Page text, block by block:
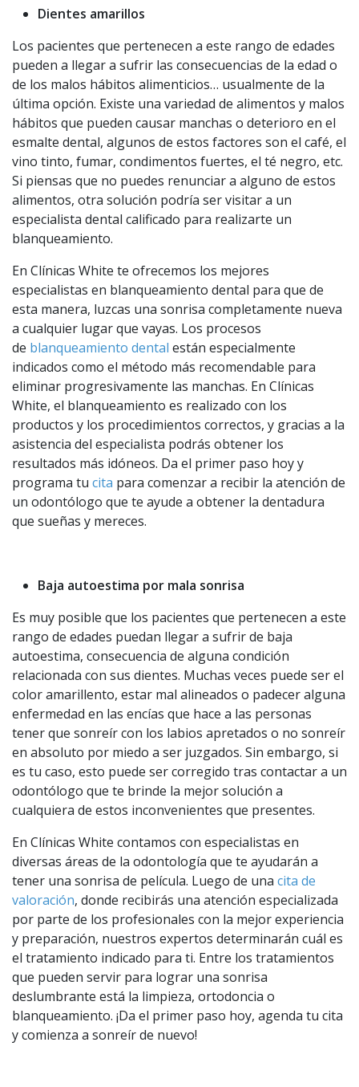
Dientes amarillos
Los pacientes que pertenecen a este rango de edades
pueden a llegar a sufrir las consecuencias de la edad o
de los malos hábitos alimenticios… usualmente de la
última opción. Existe una variedad de alimentos y malos
hábitos que pueden causar manchas o deterioro en el
esmalte dental, algunos de estos factores son el café, el
vino tinto, fumar, condimentos fuertes, el té negro, etc.
Si piensas que no puedes renunciar a alguno de estos
alimentos, otra solución podría ser visitar a un
especialista dental calificado para realizarte un
blanqueamiento.
En Clínicas White te ofrecemos los mejores
especialistas en blanqueamiento dental para que de
esta manera, luzcas una sonrisa completamente nueva
a cualquier lugar que vayas. Los procesos
de blanqueamiento dental están especialmente
indicados como el método más recomendable para
eliminar progresivamente las manchas. En Clínicas
White, el blanqueamiento es realizado con los
productos y los procedimientos correctos, y gracias a la
asistencia del especialista podrás obtener los
resultados más idóneos. Da el primer paso hoy y
programa tu cita para comenzar a recibir la atención de
un odontólogo que te ayude a obtener la dentadura
que sueñas y mereces.
Baja autoestima por mala sonrisa
Es muy posible que los pacientes que pertenecen a este
rango de edades puedan llegar a sufrir de baja
autoestima, consecuencia de alguna condición
relacionada con sus dientes. Muchas veces puede ser el
color amarillento, estar mal alineados o padecer alguna
enfermedad en las encías que hace a las personas
tener que sonreír con los labios apretados o no sonreír
en absoluto por miedo a ser juzgados. Sin embargo, si
es tu caso, esto puede ser corregido tras contactar a un
odontólogo que te brinde la mejor solución a
cualquiera de estos inconvenientes que presentes.
En Clínicas White contamos con especialistas en
diversas áreas de la odontología que te ayudarán a
tener una sonrisa de película. Luego de una cita de
valoración, donde recibirás una atención especializada
por parte de los profesionales con la mejor experiencia
y preparación, nuestros expertos determinarán cuál es
el tratamiento indicado para ti. Entre los tratamientos
que pueden servir para lograr una sonrisa
deslumbrante está la limpieza, ortodoncia o
blanqueamiento. ¡Da el primer paso hoy, agenda tu cita
y comienza a sonreír de nuevo!